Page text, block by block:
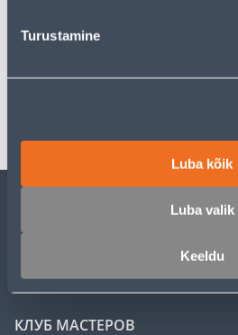
Turustamine
Luba kõik
Luba valik
Keeldu
УСЛУГИ
КЛУБ МАСТЕРОВ